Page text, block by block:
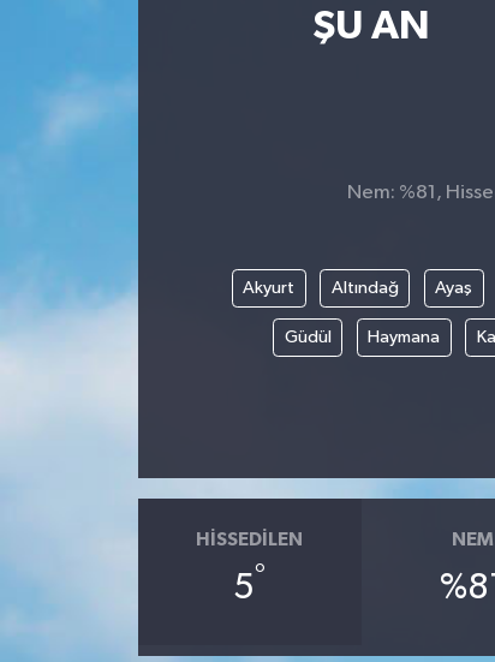
ŞU AN
Nem: %81,
Akyurt Altındağ Ayaş
Güdül Haymana
HISSEDILEN
5°
NEM
%81